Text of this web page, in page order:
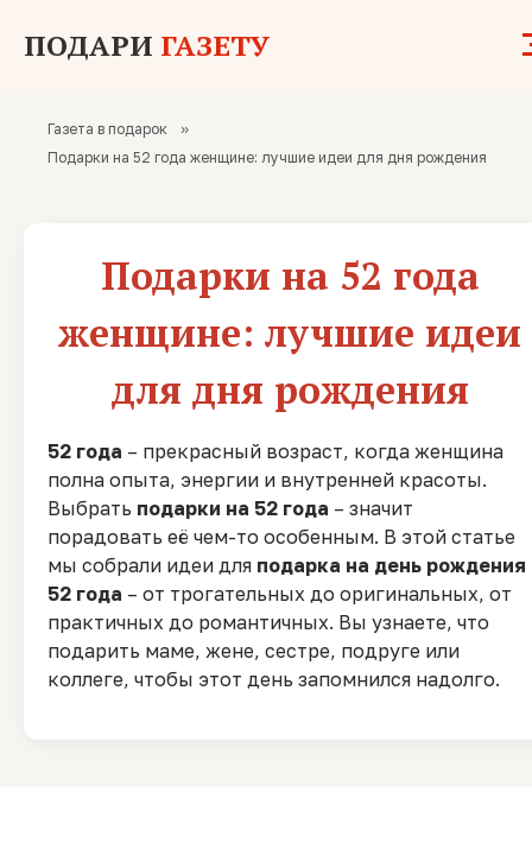
ПОДАРИ ГАЗЕТУ
Газета в подарок
»
Подарки на 52 года женщине: лучшие идеи для дня рождения
Подарки на 52 года
женщине: лучшие идеи
для дня рождения
52 года – прекрасный возраст, когда женщина
полна опыта, энергии и внутренней красоты.
Выбрать подарки на 52 года – значит
порадовать её чем-то особенным. В этой статье
мы собрали идеи для подарка на день рождения
52 года – от трогательных до оригинальных, от
практичных до романтичных. Вы узнаете, что
подарить маме, жене, сестре, подруге или
коллеге, чтобы этот день запомнился надолго.